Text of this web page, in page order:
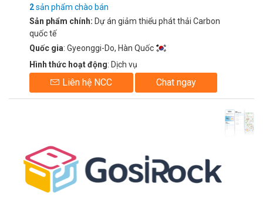
2sản phẩm chào bán
Sản phẩm chính: Dự án giảm thiểu phát thải Carbon
quốc tế
Quốc gia: Gyeonggi-Do, Hàn Quốc
Hình thức hoạt động: Dịch vụ
Liên hệ NCC Chat ngay